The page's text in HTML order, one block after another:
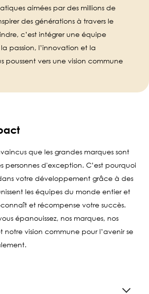
aimées par des millions de
des générations à travers le
c’est intégrer une équipe
passion, l’innovation et la
poussent vers une vision commune
que les grandes marques sont
personnes d'exception. C’est pourquoi
votre développement grâce à des
les équipes du monde entier et
et récompense votre succès.
épanouissez, nos marques, nos
notre vision commune pour l’avenir se